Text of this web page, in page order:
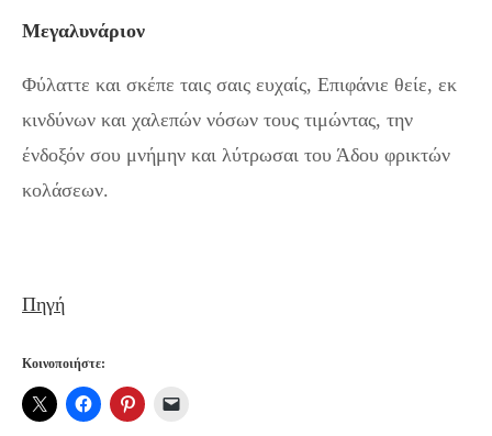
Μεγαλυνάριον
Φύλαττε και σκέπε ταις σαις ευχαίς, Επιφάνιε θείε, εκ
κινδύνων και χαλεπών νόσων τους τιμώντας, την
ένδοξόν σου μνήμην και λύτρωσαι του Άδου φρικτών
κολάσεων.
Πηγή
Κοινοποιήστε: